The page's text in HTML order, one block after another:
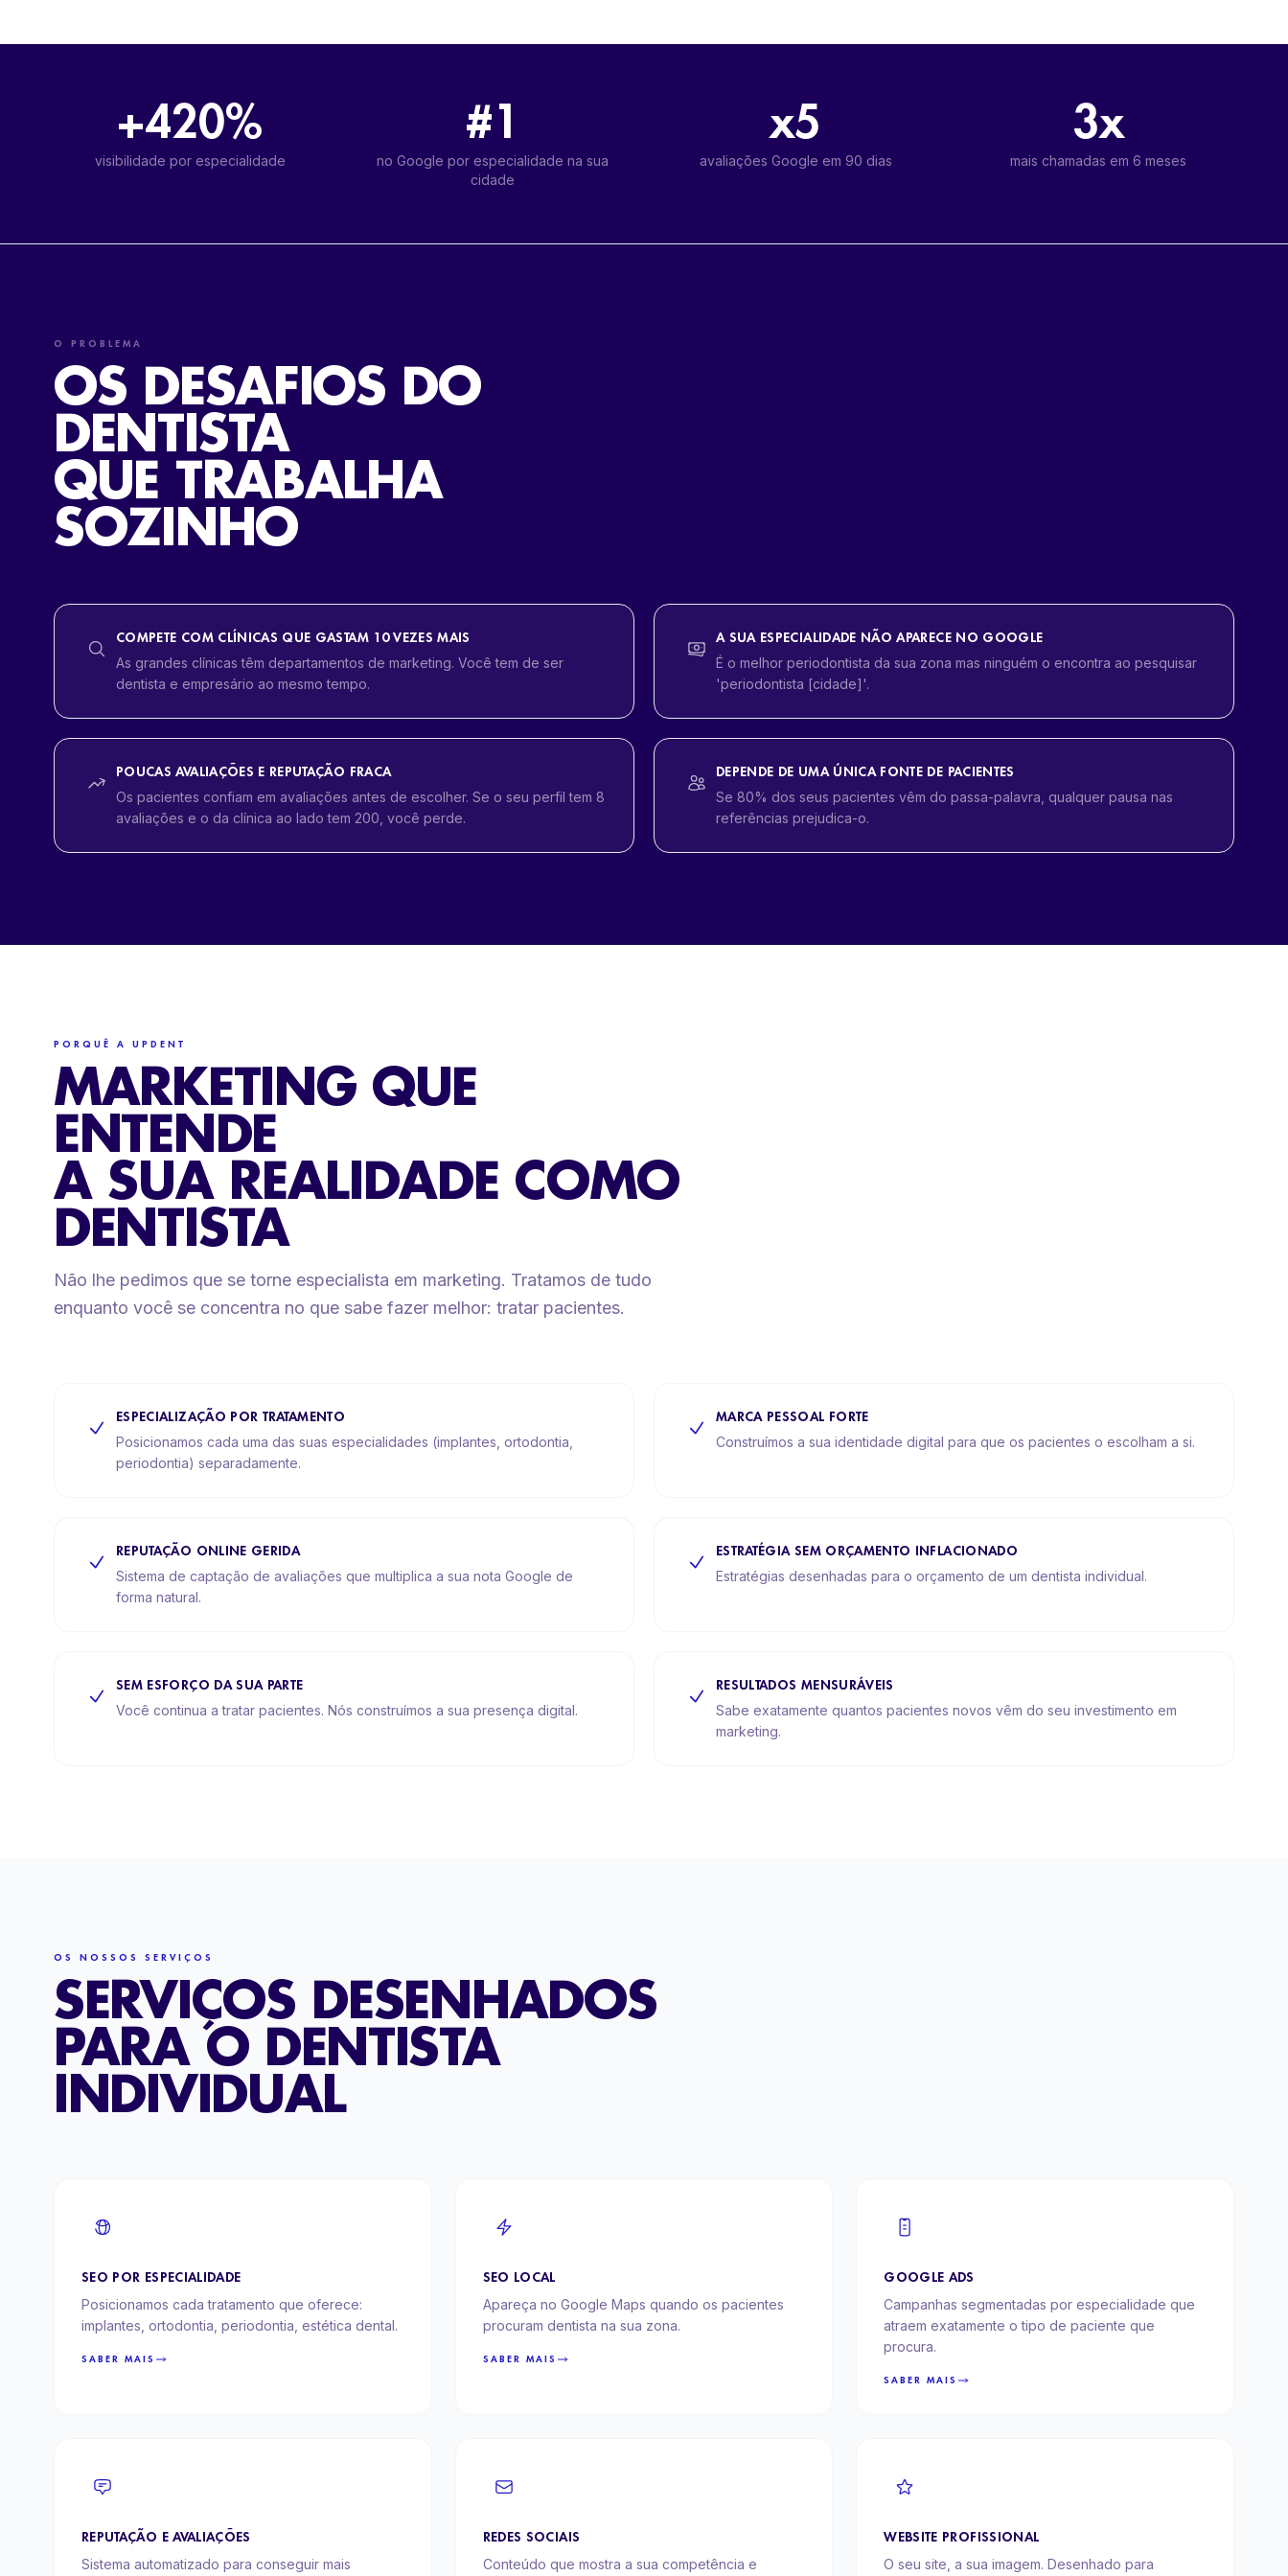
+420%
visibilidade por especialidade
#1
no Google por especialidade na sua
cidade
x5
avaliações Google em 90 dias
3x
mais chamadas em 6 meses
O PROBLEMA
OS DESAFIOS DO
DENTISTA
QUE TRABALHA
SOZINHO
COMPETE COM CLÍNICAS QUE GASTAM 10 VEZES MAIS
As grandes clínicas têm departamentos de marketing. Você tem de ser
dentista e empresário ao mesmo tempo.
A SUA ESPECIALIDADE NÃO APARECE NO GOOGLE
É o melhor periodontista da sua zona mas ninguém o encontra ao pesquisar
'periodontista [cidade]'.
POUCAS AVALIAÇÕES E REPUTAÇÃO FRACA
Os pacientes confiam em avaliações antes de escolher. Se o seu perfil tem 8
avaliações e o da clínica ao lado tem 200, você perde.
DEPENDE DE UMA ÚNICA FONTE DE PACIENTES
Se 80% dos seus pacientes vêm do passa-palavra, qualquer pausa nas
referências prejudica-o.
PORQUÊ A UPDENT
MARKETING QUE
ENTENDE
A SUA REALIDADE COMO
DENTISTA
Não lhe pedimos que se torne especialista em marketing. Tratamos de tudo
enquanto você se concentra no que sabe fazer melhor: tratar pacientes.
ESPECIALIZAÇÃO POR TRATAMENTO
Posicionamos cada uma das suas especialidades (implantes, ortodontia,
periodontia) separadamente.
MARCA PESSOAL FORTE
Construímos a sua identidade digital para que os pacientes o escolham a si.
REPUTAÇÃO ONLINE GERIDA
Sistema de captação de avaliações que multiplica a sua nota Google de
forma natural.
ESTRATÉGIA SEM ORÇAMENTO INFLACIONADO
Estratégias desenhadas para o orçamento de um dentista individual.
SEM ESFORÇO DA SUA PARTE
Você continua a tratar pacientes. Nós construímos a sua presença digital.
RESULTADOS MENSURÁVEIS
Sabe exatamente quantos pacientes novos vêm do seu investimento em
marketing.
OS NOSSOS SERVIÇOS
SERVIÇOS DESENHADOS
PARA O DENTISTA
INDIVIDUAL
SEO POR ESPECIALIDADE
Posicionamos cada tratamento que oferece:
implantes, ortodontia, periodontia, estética dental.
SABER MAIS
SEO LOCAL
Apareça no Google Maps quando os pacientes
procuram dentista na sua zona.
SABER MAIS
GOOGLE ADS
Campanhas segmentadas por especialidade que
atraem exatamente o tipo de paciente que
procura.
SABER MAIS
REPUTAÇÃO E AVALIAÇÕES
Sistema automatizado para conseguir mais
REDES SOCIAIS
Conteúdo que mostra a sua competência e
WEBSITE PROFISSIONAL
O seu site, a sua imagem. Desenhado para